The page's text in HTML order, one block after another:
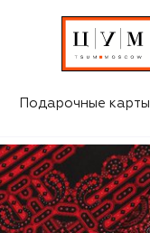
Подарочные карты